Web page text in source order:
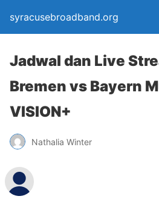
syracusebroadband.org
Jadwal dan Live
Bremen vs Bayern
VISION+
Nathalia Winter